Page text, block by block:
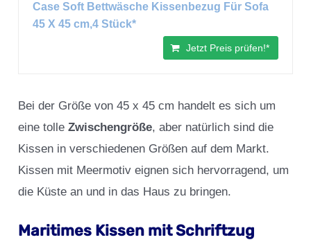
Case Soft Bettwäsche Kissenbezug Für Sofa
45 X 45 cm,4 Stück*
Jetzt Preis prüfen!*
Bei der Größe von 45 x 45 cm handelt es sich um
eine tolleZwischengröße, aber natürlich sind die
Kissen in verschiedenen Größen auf dem Markt.
Kissen mit Meermotiv eignen sich hervorragend, um
die Küste an und in das Haus zu bringen.
Maritimes Kissen mit Schriftzug